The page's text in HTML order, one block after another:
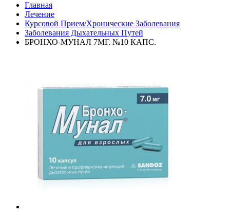
Главная
Лечение
Курсовой Прием/Хронические Заболевания
Заболевания Дыхательных Путей
БРОНХО-МУНАЛ 7МГ. №10 КАПС.